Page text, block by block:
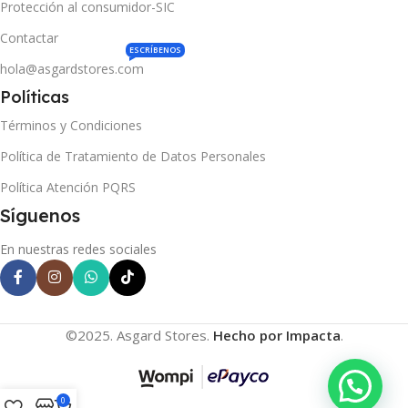
Protección al consumidor-SIC
Contactar
hola@asgardstores.com
ESCRÍBENOS
Políticas
Términos y Condiciones
Política de Tratamiento de Datos Personales
Política Atención PQRS
Síguenos
En nuestras redes sociales
©2025. Asgard Stores. Hecho por Impacta.
0